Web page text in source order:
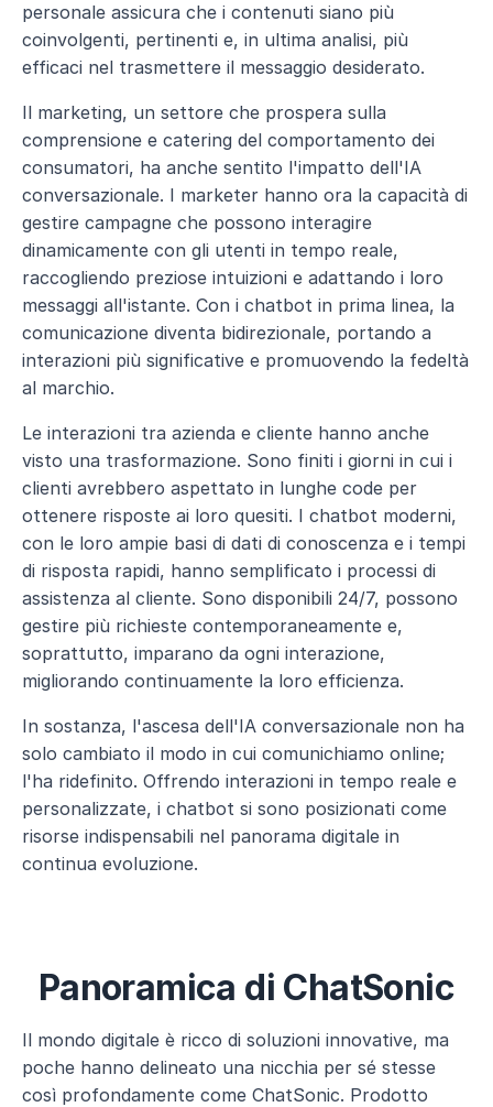
personale assicura che i contenuti siano più
coinvolgenti, pertinenti e, in ultima analisi, più
efficaci nel trasmettere il messaggio desiderato.
Il marketing, un settore che prospera sulla
comprensione e catering del comportamento dei
consumatori, ha anche sentito l'impatto dell'IA
conversazionale. I marketer hanno ora la capacità di
gestire campagne che possono interagire
dinamicamente con gli utenti in tempo reale,
raccogliendo preziose intuizioni e adattando i loro
messaggi all'istante. Con i chatbot in prima linea, la
comunicazione diventa bidirezionale, portando a
interazioni più significative e promuovendo la fedeltà
al marchio.
Le interazioni tra azienda e cliente hanno anche
visto una trasformazione. Sono finiti i giorni in cui i
clienti avrebbero aspettato in lunghe code per
ottenere risposte ai loro quesiti. I chatbot moderni,
con le loro ampie basi di dati di conoscenza e i tempi
di risposta rapidi, hanno semplificato i processi di
assistenza al cliente. Sono disponibili 24/7, possono
gestire più richieste contemporaneamente e,
soprattutto, imparano da ogni interazione,
migliorando continuamente la loro efficienza.
In sostanza, l'ascesa dell'IA conversazionale non ha
solo cambiato il modo in cui comunichiamo online;
l'ha ridefinito. Offrendo interazioni in tempo reale e
personalizzate, i chatbot si sono posizionati come
risorse indispensabili nel panorama digitale in
continua evoluzione.
Panoramica di ChatSonic
Il mondo digitale è ricco di soluzioni innovative, ma
poche hanno delineato una nicchia per sé stesse
così profondamente come ChatSonic. Prodotto